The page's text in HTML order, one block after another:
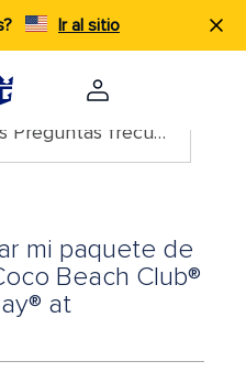
Ir al sitio
Busca en nuestras Preguntas frecuentes
mi paquete de
Beach Club®
at